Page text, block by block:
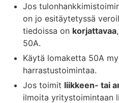
Jos
on jo esitäytetyssä
tiedoissa on korjattavaa
50A.
Käytä lomaketta 50A
harrastustoimintaa.
Jos toimit liikkeen- tai
ilmoita yritystoimintaan